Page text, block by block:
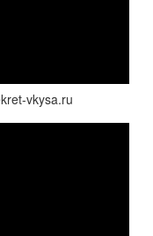
vkysa.ru